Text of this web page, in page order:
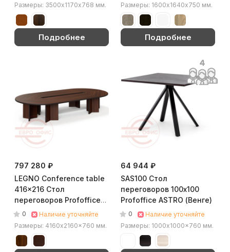
Размеры: 3500х1170х768 мм.
Подробнее
Размеры: 1600х1640х750 мм.
Подробнее
797 280 ₽
LEGNO Conference table
416x216 Стол
переговоров Profoffice
Форте / Forte (Орех)
0
Наличие уточняйте
Размеры: 4160x2160x760 мм.
64 944 ₽
SAS100 Стол
переговоров 100х100
Profoffice ASTRO (Венге)
0
Наличие уточняйте
Размеры: 1000x1000x760 мм.